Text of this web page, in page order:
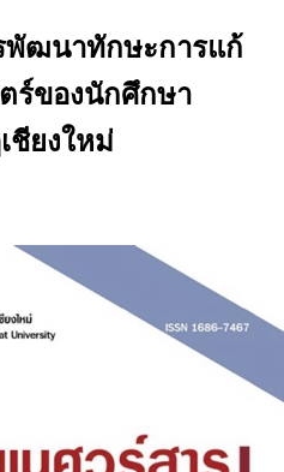
พัฒนาทักษะการแก้
ร์ของนักศึกษา
ชียงใหม่